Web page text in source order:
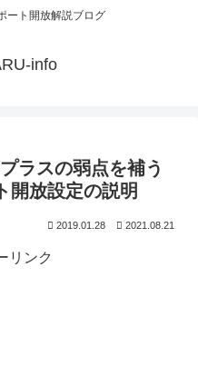
ート開放解説ブログ
info
ラスの弱点を補う
開放設定の説明
2019.01.28 2021.08.21
リンク